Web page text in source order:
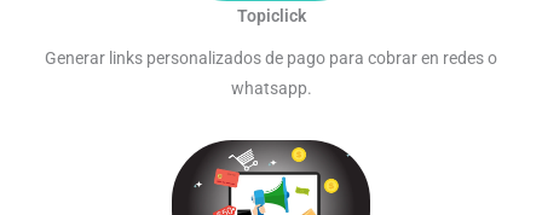
Topiclick
Generar links personalizados de pago para cobrar en redes o
whatsapp.